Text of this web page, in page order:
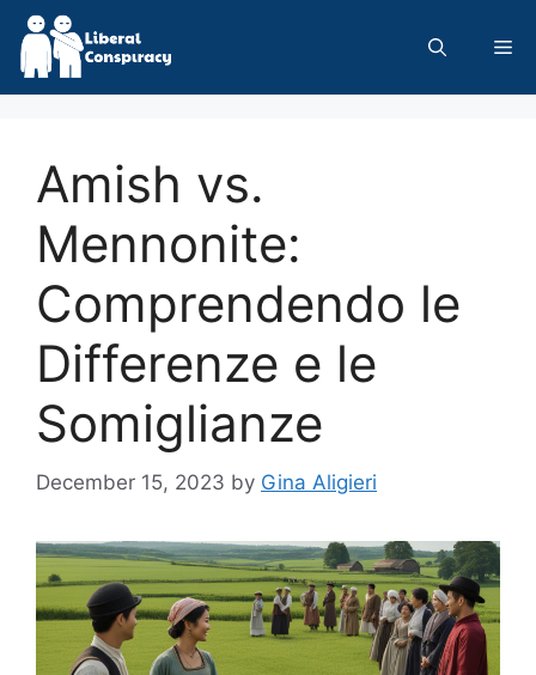
Skip
content
Amish vs.
Mennonite:
Comprendendo le
Differenze e le
Somiglianze
December 15, 2023 by Gina Aligieri